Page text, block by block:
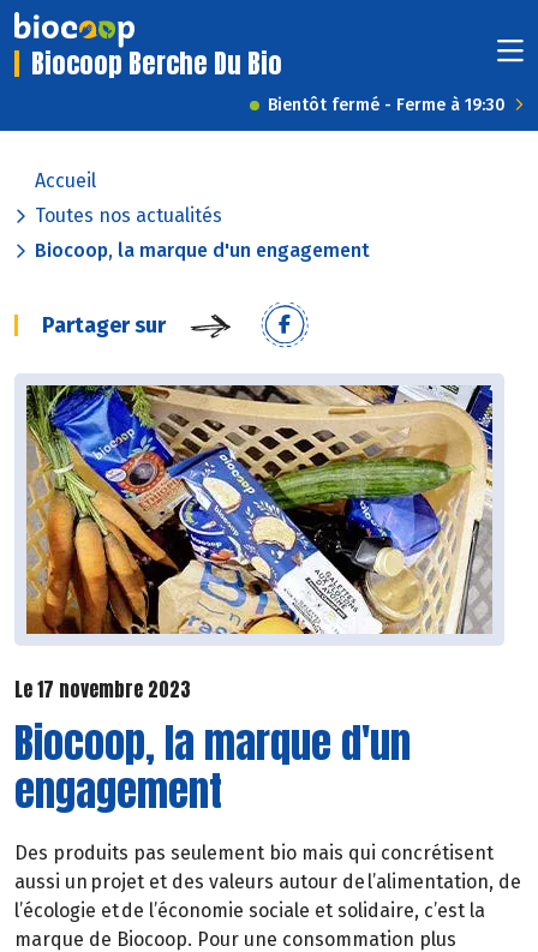
Biocoop Berche Du Bio
Bientôt fermé - Ferme à 19:30
Accueil
Toutes nos actualités
Biocoop, la marque d'un engagement
Partager sur
Le 17 novembre 2023
Biocoop, la marque d'un
engagement
Des produits pas seulement bio mais qui concrétisent
aussi un projet et des valeurs autour de l’alimentation, de
l’écologie et de l’économie sociale et solidaire, c’est la
marque de Biocoop. Pour une consommation plus